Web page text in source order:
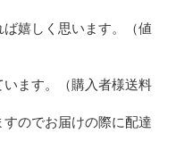
嬉しく思います。（値
ます。（購入者様送料
のでお届けの際に配達